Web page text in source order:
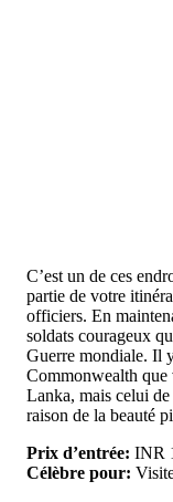
C’est un de ces
partie de votre
officiers. En
soldats courageux
Guerre mondiale. Il
Commonwealth que
Lanka, mais celui
raison de la beauté
Prix d’entrée: INR
Célèbre pour: